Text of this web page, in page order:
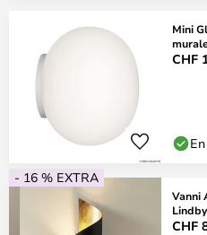
Mini
CHF
- 16 % EXTRA
Vanni
Lindby
CHF